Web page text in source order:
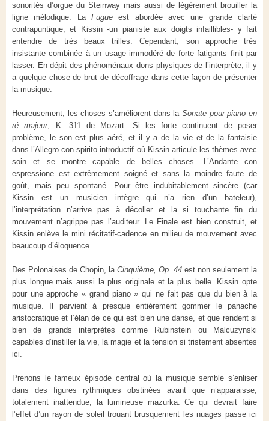
sonorités d’orgue du Steinway mais aussi de légèrement brouiller la
ligne mélodique. La Fugue est abordée avec une grande clarté
contrapuntique, et Kissin -un pianiste aux doigts infaillibles- y fait
entendre de très beaux trilles. Cependant, son approche très
insistante combinée à un usage immodéré de forte fatigants finit par
lasser. En dépit des phénoménaux dons physiques de l’interprète, il y
a quelque chose de brut de décoffrage dans cette façon de présenter
la musique.
Heureusement, les choses s’améliorent dans la Sonate pour piano en
ré majeur, K. 311 de Mozart. Si les forte continuent de poser
problème, le son est plus aéré, et il y a de la vie et de la fantaisie
dans l’Allegro con spirito introductif où Kissin articule les thèmes avec
soin et se montre capable de belles choses. L’Andante con
espressione est extrêmement soigné et sans la moindre faute de
goût, mais peu spontané. Pour être indubitablement sincère (car
Kissin est un musicien intègre qui n’a rien d’un bateleur),
l’interprétation n’arrive pas à décoller et la si touchante fin du
mouvement n’agrippe pas l’auditeur. Le Finale est bien construit, et
Kissin enlève le mini récitatif-cadence en milieu de mouvement avec
beaucoup d’éloquence.
Des Polonaises de Chopin, la Cinquième, Op. 44 est non seulement la
plus longue mais aussi la plus originale et la plus belle. Kissin opte
pour une approche « grand piano » qui ne fait pas que du bien à la
musique. Il parvient à presque entièrement gommer le panache
aristocratique et l’élan de ce qui est bien une danse, et que rendent si
bien de grands interprètes comme Rubinstein ou Malcuzynski
capables d’instiller la vie, la magie et la tension si tristement absentes
ici.
Prenons le fameux épisode central où la musique semble s’enliser
dans des figures rythmiques obstinées avant que n’apparaisse,
totalement inattendue, la lumineuse mazurka. Ce qui devrait faire
l’effet d’un rayon de soleil trouant brusquement les nuages passe ici